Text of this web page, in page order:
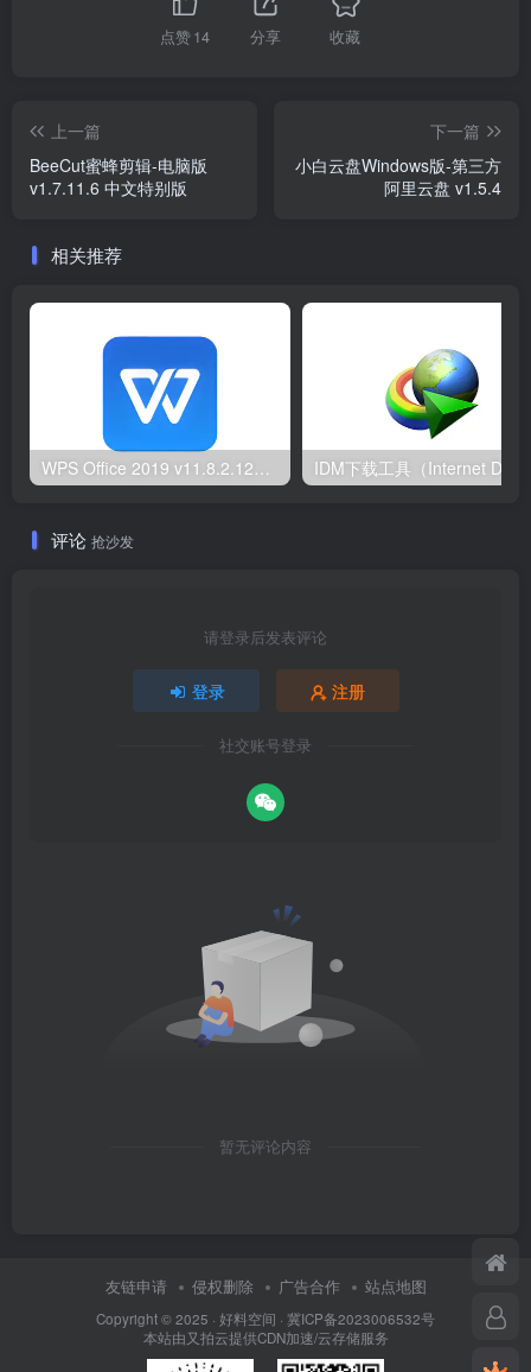
点赞14 分享 收藏
上一篇
BeeCut蜜蜂剪辑-电脑版
v1.7.11.6 中文特别版
下一篇
小白云盘Windows版-第三方
阿里云盘 v1.5.4
相关推荐
WPS Office 2019 v11.8.2.12344 & 2023 v12.1.0.26899 专业增强版内置序列号永久授权版/集团定制版
评论 抢沙发
请登录后发表评论
登录 注册
社交账号登录
暂无评论内容
友链申请 侵权删除 广告合作 站点地图
Copyright © 2025 · 好料空间 · 冀ICP备2023006532号
本站由又拍云提供CDN加速/云存储服务